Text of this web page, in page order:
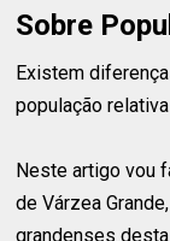
Sobre
Existem
população
Neste artigo vou
de Várzea
grandenses